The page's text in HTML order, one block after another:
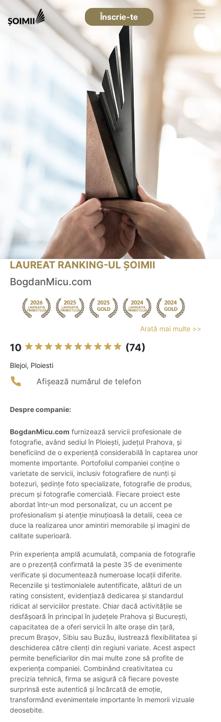
Înscrie-te
LAUREAT RANKING-UL ȘOIMII
BogdanMicu.com
Arată mai multe >>
10 (74)
Blejoi, Ploiesti
Afișează numărul de telefon
Despre companie:
BogdanMicu.com furnizează servicii profesionale de
fotografie, având sediul în Ploiești, județul Prahova, și
beneficiind de o experiență considerabilă în captarea unor
momente importante. Portofoliul companiei conține o
varietate de servicii, inclusiv fotografiere de nunți și
botezuri, ședințe foto specializate, fotografie de produs,
precum și fotografie comercială. Fiecare proiect este
abordat într-un mod personalizat, cu un accent pe
profesionalism și atenție minuțioasă la detalii, ceea ce
duce la realizarea unor amintiri memorabile și imagini de
calitate superioară.
Prin experiența amplă acumulată, compania de fotografie
are o prezență confirmată la peste 35 de evenimente
verificate și documentează numeroase locații diferite.
Recenziile și testimonialele autentificate, alături de un
rating consistent, evidențiază dedicarea și standardul
ridicat al serviciilor prestate. Chiar dacă activitățile se
desfășoară în principal în județele Prahova și București,
capacitatea de a oferi servicii în alte orașe din țară,
precum Brașov, Sibiu sau Buzău, ilustrează flexibilitatea și
deschiderea către clienți din regiuni variate. Acest aspect
permite beneficiarilor din mai multe zone să profite de
experiența companiei. Combinând creativitatea cu
precizia tehnică, firma se asigură că fiecare poveste
surprinsă este autentică și încărcată de emoție,
transformând evenimentele importante în memorii vizuale
deosebite.